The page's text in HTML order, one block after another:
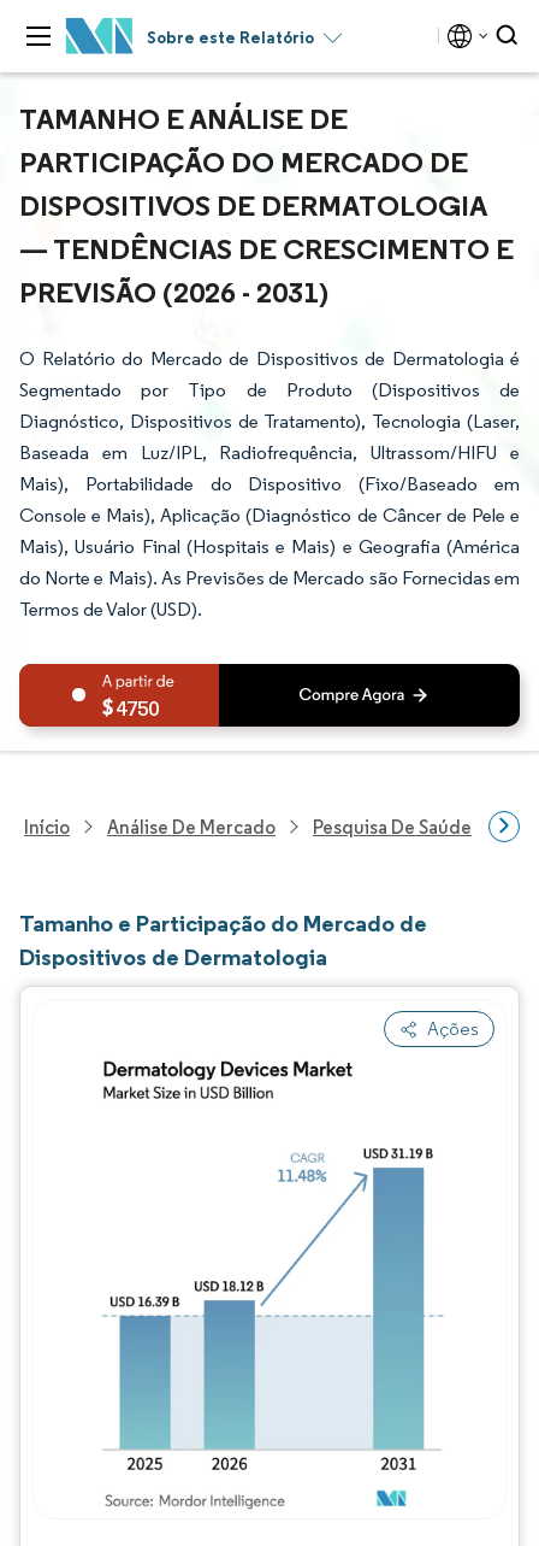
Sobre este Relatório
TAMANHO E ANÁLISE DE
PARTICIPAÇÃO DO MERCADO DE
DISPOSITIVOS DE DERMATOLOGIA
— TENDÊNCIAS DE CRESCIMENTO E
PREVISÃO (2026 - 2031)
O Relatório do Mercado de Dispositivos de Dermatologia é
Segmentado por Tipo de Produto (Dispositivos de
Diagnóstico, Dispositivos de Tratamento), Tecnologia (Laser,
Baseada em Luz/IPL, Radiofrequência, Ultrassom/HIFU e
Mais), Portabilidade do Dispositivo (Fixo/Baseado em
Console e Mais), Aplicação (Diagnóstico de Câncer de Pele e
Mais), Usuário Final (Hospitais e Mais) e Geografia (América
do Norte e Mais). As Previsões de Mercado são Fornecidas em
Termos de Valor (USD).
4750
Início Análise De Mercado Pesquisa De Saúde
Tamanho e Participação do Mercado de
Dispositivos de Dermatologia
Ações
Imagem © Mordor Intelligence. O reuso